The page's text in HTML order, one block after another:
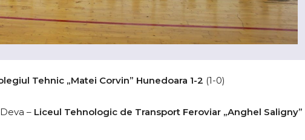
Tehnic „Matei Corvin” Hunedoara 1-2 (1-0)
– Liceul Tehnologic de Transport Feroviar „Anghel Saligny”